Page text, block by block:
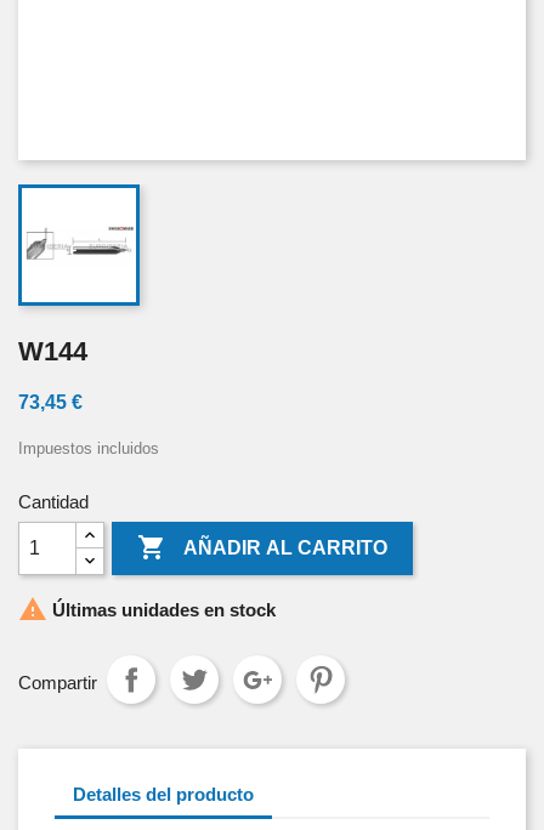
W144
73,45 €
Impuestos incluidos
Cantidad
 AÑADIR AL CARRITO
 Últimas unidades en stock
Compartir
Detalles del producto